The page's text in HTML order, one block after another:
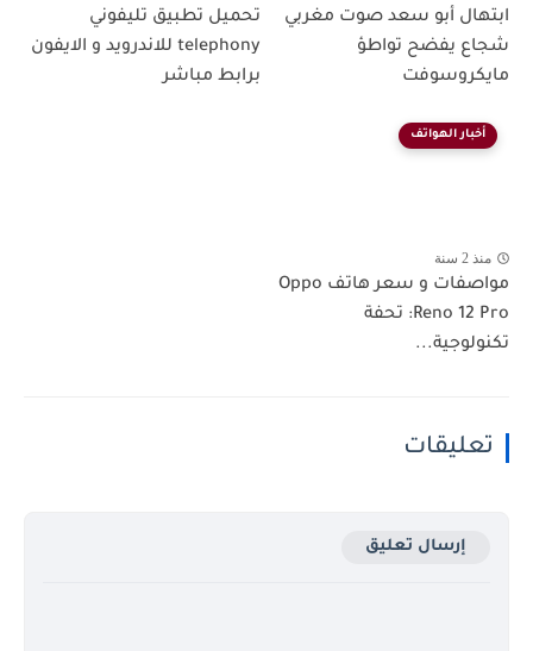
ابتهال أبو سعد صوت مغربي
شجاع يفضح تواطؤ
مايكروسوفت
تحميل تطبيق تليفوني
telephony للاندرويد و الايفون
برابط مباشر
أخبار الهواتف
منذ 2 سنة
مواصفات و سعر هاتف Oppo
Reno 12 Pro: تحفة
تكنولوجية...
تعليقات
إرسال تعليق